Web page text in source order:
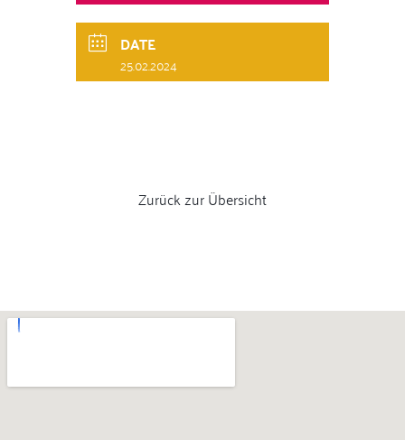
DATE
25.02.2024
Zurück zur Übersicht